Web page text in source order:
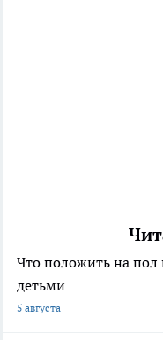
Что положить на пол
детьми
5 августа